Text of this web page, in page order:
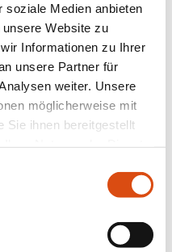
soziale Medien anbieten
Website zu
Informationen zu Ihrer
unsere Partner für
weiter. Unsere
möglicherweise mit
Sie ihnen bereitgestellt